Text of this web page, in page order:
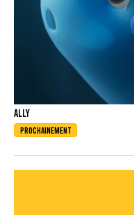
ALLY
PROCHAINEMENT